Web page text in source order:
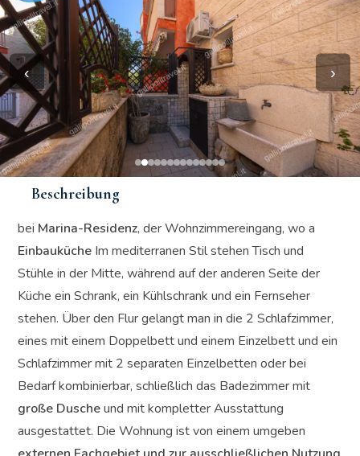
‹ ›
Beschreibung
bei Marina-Residenz, der Wohnzimmereingang, wo a
Einbauküche Im mediterranen Stil stehen Tisch und
Stühle in der Mitte, während auf der anderen Seite der
Küche ein Schrank, ein Kühlschrank und ein Fernseher
stehen. Über den Flur gelangt man in die 2 Schlafzimmer,
eines mit einem Doppelbett und einem Einzelbett und ein
Schlafzimmer mit 2 separaten Einzelbetten oder bei
Bedarf kombinierbar, schließlich das Badezimmer mit
große Duscheund mit kompletter Ausstattung
ausgestattet. Die Wohnung ist von einem umgeben